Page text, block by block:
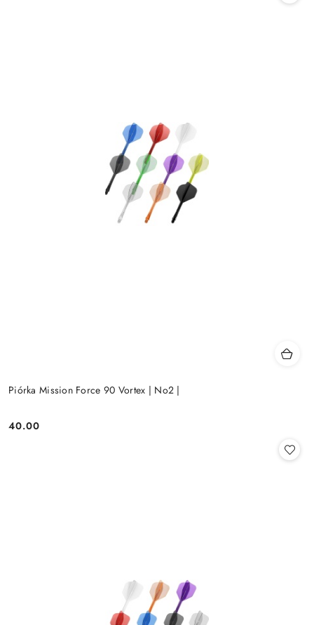
Piórka Mission Force 90 Vortex | No2 |
Cena:
40.00